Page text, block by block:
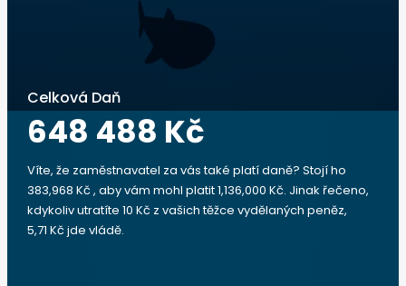
Celková Daň
648 488 Kč
Víte, že zaměstnavatel za vás také platí daně? Stojí ho
383,968 Kč , aby vám mohl platit 1,136,000 Kč. Jinak řečeno,
kdykoliv utratíte 10 Kč z vašich těžce vydělaných peněz,
5,71 Kč jde vládě.